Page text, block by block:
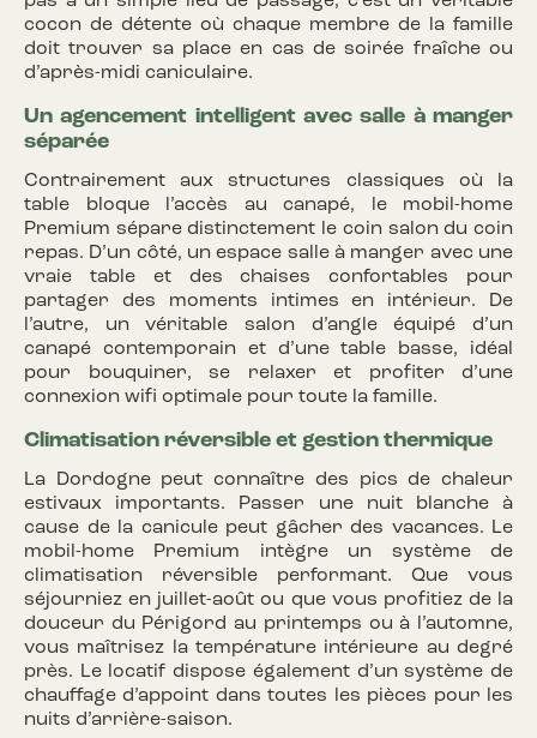
cocon de détente où chaque membre de la famille
doit trouver sa place en cas de soirée fraîche ou
d’après-midi caniculaire.
Un agencement intelligent avec salle à manger
séparée
Contrairement aux structures classiques où la
table bloque l’accès au canapé, le mobil-home
Premium sépare distinctement le coin salon du coin
repas. D’un côté, un espace salle à manger avec une
vraie table et des chaises confortables pour
partager des moments intimes en intérieur. De
l’autre, un véritable salon d’angle équipé d’un
canapé contemporain et d’une table basse, idéal
pour bouquiner, se relaxer et profiter d’une
connexion wifi optimale pour toute la famille.
Climatisation réversible et gestion thermique
La Dordogne peut connaître des pics de chaleur
estivaux importants. Passer une nuit blanche à
cause de la canicule peut gâcher des vacances. Le
mobil-home Premium intègre un système de
climatisation réversible performant. Que vous
séjourniez en juillet-août ou que vous profitiez de la
douceur du Périgord au printemps ou à l’automne,
vous maîtrisez la température intérieure au degré
près. Le locatif dispose également d’un système de
chauffage d’appoint dans toutes les pièces pour les
nuits d’arrière-saison.